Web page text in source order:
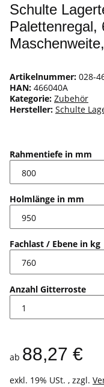
Schulte
Palettenregal,
Artikelnummer: 028-
HAN: 466040A
Kategorie: Zubehör
Hersteller: Schulte
Rahmentiefe in mm
Holmlänge in mm
Fachlast / Ebene in kg
Anzahl Gitterroste
ab 88,27 €
exkl. 19% USt. , zzgl.